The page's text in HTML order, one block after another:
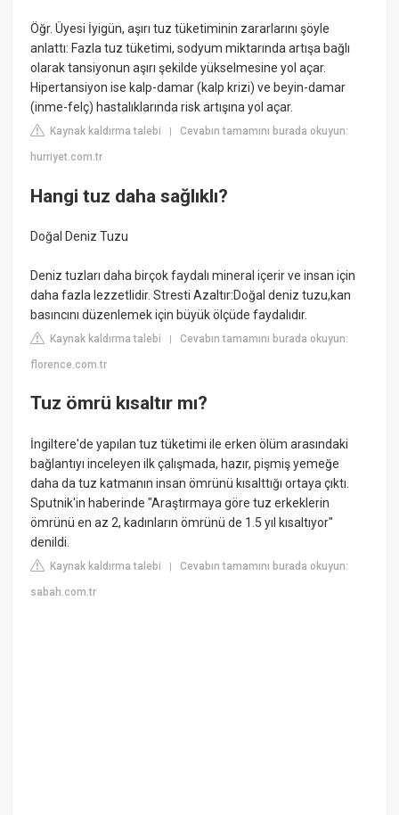
Öğr. Üyesi İyigün, aşırı tuz tüketiminin zararlarını şöyle
anlattı: Fazla tuz tüketimi, sodyum miktarında artışa bağlı
olarak tansiyonun aşırı şekilde yükselmesine yol açar.
Hipertansiyon ise kalp-damar (kalp krizi) ve beyin-damar
(inme-felç) hastalıklarında risk artışına yol açar.
Kaynak kaldırma talebi |Cevabın tamamını burada okuyun:
hurriyet.com.tr
Hangi tuz daha sağlıklı?
Doğal Deniz Tuzu
Deniz tuzları daha birçok faydalı mineral içerir ve insan için
daha fazla lezzetlidir. Stresti Azaltır:Doğal deniz tuzu,kan
basıncını düzenlemek için büyük ölçüde faydalıdır.
Kaynak kaldırma talebi |Cevabın tamamını burada okuyun:
florence.com.tr
Tuz ömrü kısaltır mı?
İngiltere'de yapılan tuz tüketimi ile erken ölüm arasındaki
bağlantıyı inceleyen ilk çalışmada, hazır, pişmiş yemeğe
daha da tuz katmanın insan ömrünü kısalttığı ortaya çıktı.
Sputnik'in haberinde "Araştırmaya göre tuz erkeklerin
ömrünü en az 2, kadınların ömrünü de 1.5 yıl kısaltıyor"
denildi.
Kaynak kaldırma talebi |Cevabın tamamını burada okuyun:
sabah.com.tr